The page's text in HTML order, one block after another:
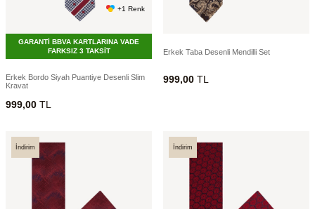
+1 Renk
GARANTİ BBVA KARTLARINA VADE
FARKSIZ 3 TAKSİT
Erkek Bordo Siyah Puantiye Desenli Slim
Kravat
999,00 TL
Erkek Taba Desenli Mendilli Set
999,00 TL
İndirim İndirim